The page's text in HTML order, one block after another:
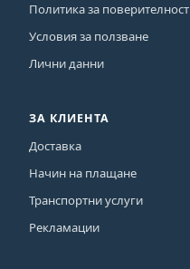
Политика за поверителност
Условия за ползване
Лични данни
ЗА КЛИЕНТА
Доставка
Начин на плащане
Транспортни услуги
Рекламации